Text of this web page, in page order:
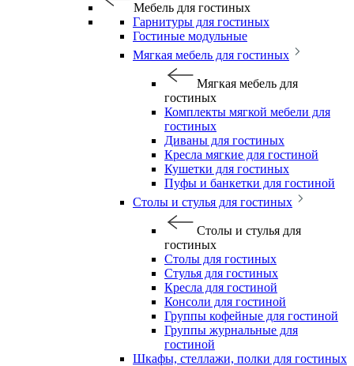
Мебель для гостиных
Гарнитуры для гостиных
Гостиные модульные
Мягкая мебель для гостиных
Мягкая мебель для
гостиных
Комплекты мягкой мебели для
гостиных
Диваны для гостиных
Кресла мягкие для гостиной
Кушетки для гостиных
Пуфы и банкетки для гостиной
Столы и стулья для гостиных
Столы и стулья для
гостиных
Столы для гостиных
Стулья для гостиных
Кресла для гостиной
Консоли для гостиной
Группы кофейные для гостиной
Группы журнальные для
гостиной
Шкафы, стеллажи, полки для гостиных